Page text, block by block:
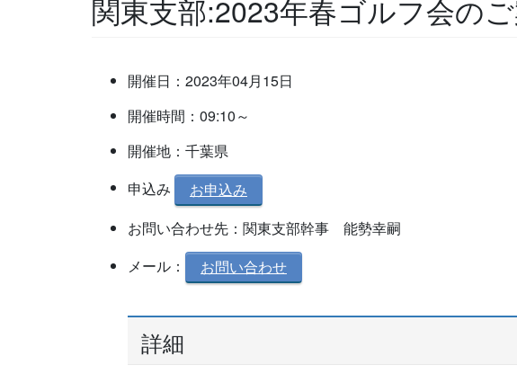
関東支部:2023年春ゴルフ会の
開催日：2023年04月15日
開催時間：09:10～
開催地：千葉県
申込み
お申込み
お問い合わせ先：関東支部幹事 能勢幸嗣
メール：
お問い合わせ
詳細